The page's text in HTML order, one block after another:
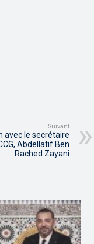
Suivant
avec le secrétaire
Abdellatif Ben
Rached Zayani